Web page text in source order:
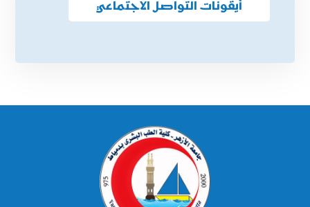
أيقونات التواصل الاجتماعي